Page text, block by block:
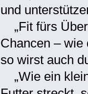
und
„Fit fürs
Chancen – wie
so wirst auch
„Wie ein